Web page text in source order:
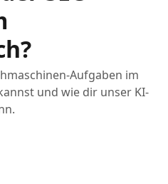
Aufgaben im
und wie dir unser KI-